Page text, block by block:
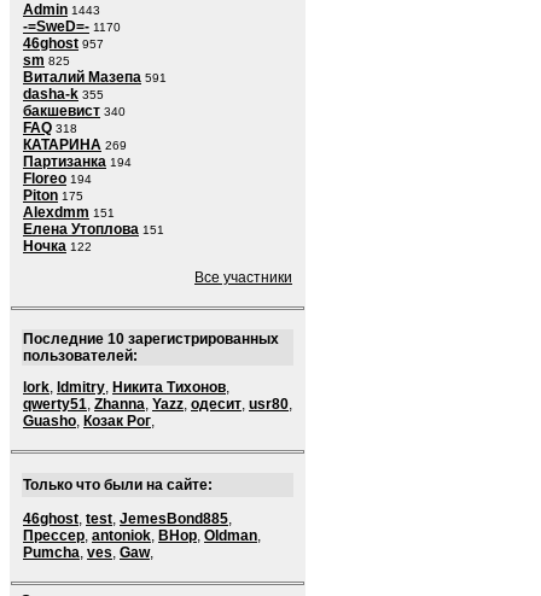
Admin 1443
-=SweD=- 1170
46ghost 957
sm 825
Виталий Мазепа 591
dasha-k 355
бакшевист 340
FAQ 318
КАТАРИНА 269
Партизанка 194
Floreo 194
Piton 175
Alexdmm 151
Елена Утоплова 151
Ночка 122
Все участники
Последние 10 зарегистрированных
пользователей:
lork, ldmitry, Никита Тихонов,
qwerty51, Zhanna, Yazz, одесит, usr80,
Guasho, Козак Рог,
Только что были на сайте:
46ghost, test, JemesBond885,
Прессер, antoniok, BHop, Oldman,
Pumcha, ves, Gaw,